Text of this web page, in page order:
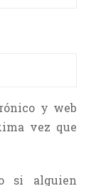
y web
vez que
si alguien